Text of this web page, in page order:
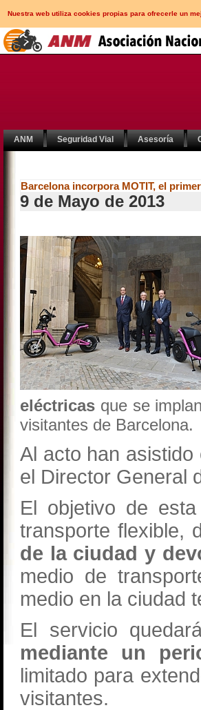
Nuestra web utiliza cookies propias para ofrecerle un
ANM Seguridad Vial Asesoría
Barcelona incorpora MOTIT, el
9 de Mayo de 2013
eléctricas que se
visitantes de Barcelona.
Al acto han asistido
el Director General
El objetivo de
transporte flexible,
de la ciudad y
medio de
medio en la ciudad
El servicio
mediante un
limitado para
visitantes.